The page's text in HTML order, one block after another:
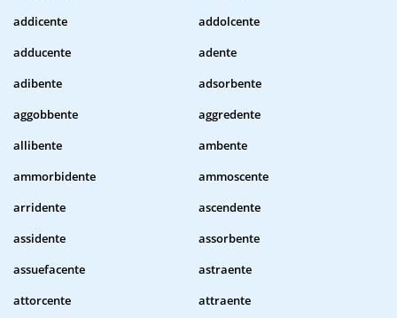
addicente
addolcente
adducente
adente
adibente
adsorbente
aggobbente
aggredente
allibente
ambente
ammorbidente
ammoscente
arridente
ascendente
assidente
assorbente
assuefacente
astraente
attorcente
attraente